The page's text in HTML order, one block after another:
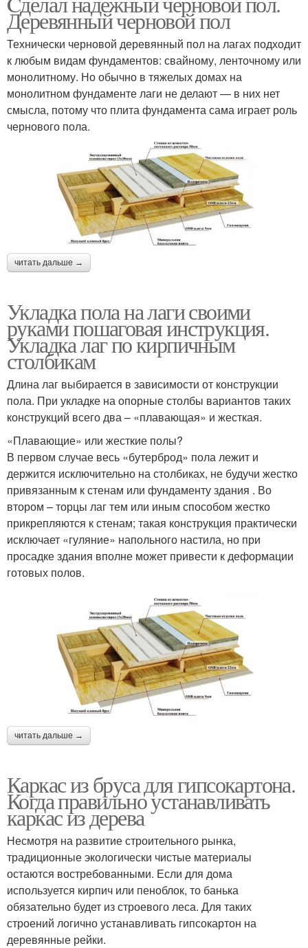
Деревянный черновой пол
Технически черновой деревянный пол на лагах подходит
к любым видам фундаментов: свайному, ленточному или
монолитному. Но обычно в тяжелых домах на
монолитном фундаменте лаги не делают — в них нет
смысла, потому что плита фундамента сама играет роль
чернового пола.
читать дальше →
Укладка пола на лаги своими
руками пошаговая инструкция.
Укладка лаг по кирпичным
столбикам
Длина лаг выбирается в зависимости от конструкции
пола. При укладке на опорные столбы вариантов таких
конструкций всего два – «плавающая» и жесткая.
«Плавающие» или жесткие полы?
В первом случае весь «бутерброд» пола лежит и
держится исключительно на столбиках, не будучи жестко
привязанным к стенам или фундаменту здания . Во
втором – торцы лаг тем или иным способом жестко
прикрепляются к стенам; такая конструкция практически
исключает «гуляние» напольного настила, но при
просадке здания вполне может привести к деформации
готовых полов.
читать дальше →
Каркас из бруса для гипсокартона.
Когда правильно устанавливать
каркас из дерева
Несмотря на развитие строительного рынка,
традиционные экологически чистые материалы
остаются востребованными. Если для дома
используется кирпич или пеноблок, то банька
обязательно будет из строевого леса. Для таких
строений логично устанавливать гипсокартон на
деревянные рейки.